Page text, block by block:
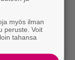
myös ilman
peruste. Voit
tahansa